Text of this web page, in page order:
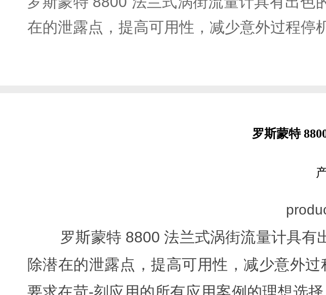
在的泄露点，提高可用性，减少意外过程停
罗斯蒙特
罗斯蒙特 8800 法兰式涡街流量计具有
除潜在的泄露点，提高可用性，减少意外